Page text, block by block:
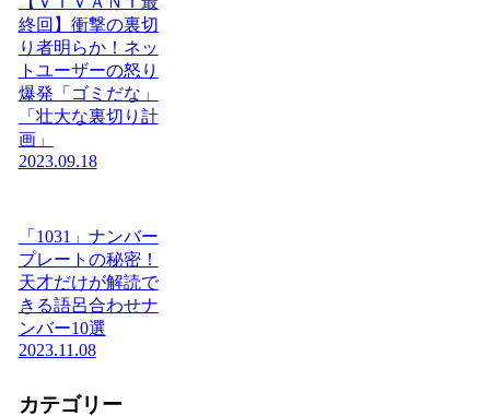
終回】衝撃の裏切
り者明らか！ネッ
トユーザーの怒り
爆発「ゴミだな」
「壮大な裏切り計
画」
2023.09.18
「1031」ナンバー
プレートの秘密！
天才だけが解読で
きる語呂合わせナ
ンバー10選
2023.11.08
カテゴリー